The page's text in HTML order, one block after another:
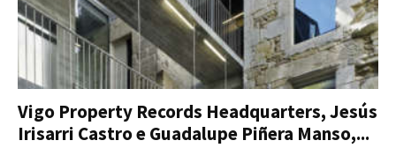
Vigo Property Records Headquarters, Jesús
Irisarri Castro e Guadalupe Piñera Manso,...